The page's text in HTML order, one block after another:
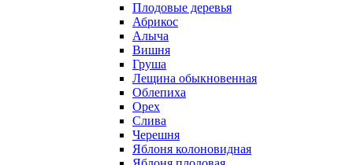
Плодовые деревья
Абрикос
Алыча
Вишня
Груша
Лещина обыкновенная
Облепиха
Орех
Слива
Черешня
Яблоня колоновидная